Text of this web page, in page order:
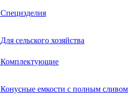
Специзделия
Для сельского хозяйства
Комплектующие
Конусные емкости с полным сливом